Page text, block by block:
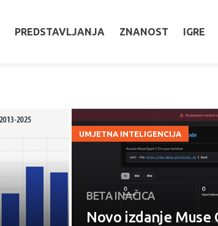
PREDSTAVLJANJA ZNANOST IGRE
UMJETNA INTELIGENCIJA
BETA INAČICA
Novo izdanje Muse